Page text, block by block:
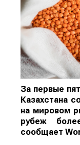
За первые
Казахстана
на мировом
рубеж
сообщает